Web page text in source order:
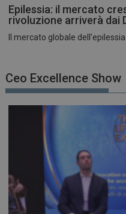
Epilessia: il mercato
rivoluzione arriverà dai
Il mercato globale
Ceo Excellence Show